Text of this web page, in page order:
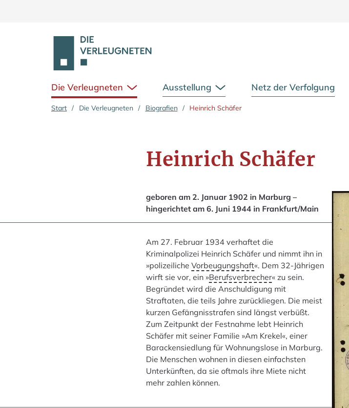
Zum Hauptinhalt springen
Die Verleugneten Untermenü öffnen
Ausstellung Untermenü öffnenNetz der Verfolgung
Start / Die Verleugneten / Biografien / Heinrich Schäfer
Heinrich Schäfer
geboren am 2. Januar 1902 in Marburg –
hingerichtet am 6. Juni 1944 in Frankfurt/Main
Am 27. Februar 1934 verhaftet die
Kriminalpolizei Heinrich Schäfer und nimmt ihn in
»polizeiliche Vorbeugungshaft«. Dem 32-Jährigen
wirft sie vor, ein »Berufsverbrecher« zu sein.
Begründet wird die Anschuldigung mit
Straftaten, die teils Jahre zurückliegen. Die meist
kurzen Gefängnisstrafen sind längst verbüßt.
Zum Zeitpunkt der Festnahme lebt Heinrich
Schäfer mit seiner Familie »Am Krekel«, einer
Barackensiedlung für Wohnungslose in Marburg.
Die Menschen wohnen in diesen einfachsten
Unterkünften, da sie oftmals ihre Miete nicht
mehr zahlen können.